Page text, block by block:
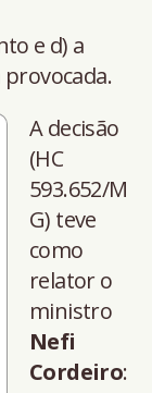
e d) a
A decisão
(HC
593.652/M
G) teve
como
relator o
ministro
Nefi
Cordeiro: